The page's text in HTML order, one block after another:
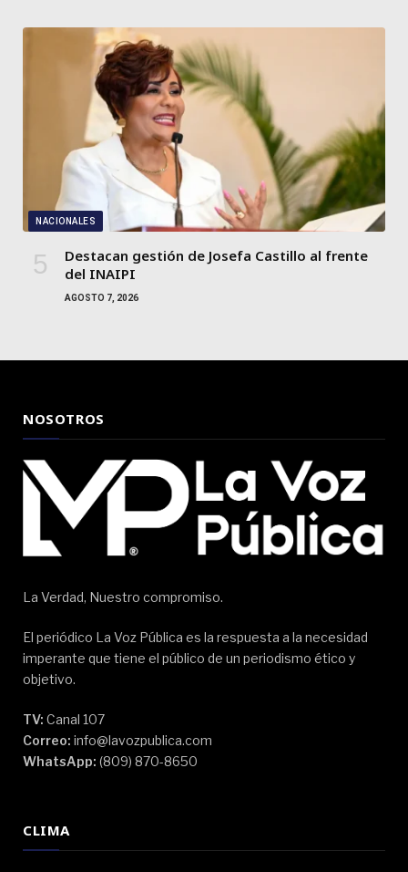
NACIONALES
Destacan gestión de Josefa Castillo al frente
del INAIPI
AGOSTO 7, 2026
NOSOTROS
La Verdad, Nuestro compromiso.
El periódico La Voz Pública es la respuesta a la necesidad
imperante que tiene el público de un periodismo ético y
objetivo.
TV: Canal 107
Correo: info@lavozpublica.com
WhatsApp: (809) 870-8650
CLIMA